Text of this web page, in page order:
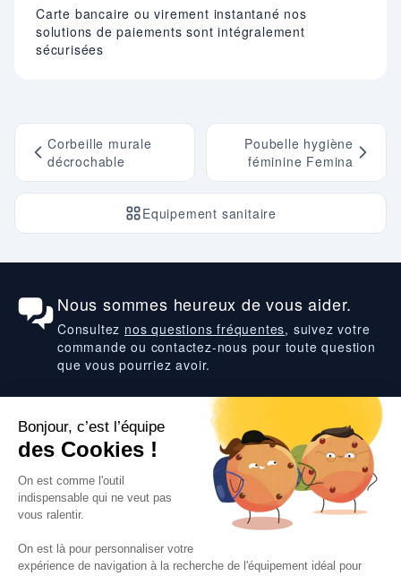
Carte bancaire ou virement instantané nos
solutions de paiements sont intégralement
sécurisées
Corbeille murale
décrochable
Equipement sanitaire
Poubelle hygiène
féminine Femina
Nous sommes heureux de vous aider.
Consultez nos questions fréquentes, suivez votre
commande ou contactez-nous pour toute question
que vous pourriez avoir.
Suivez-nous
VOS SERVICES